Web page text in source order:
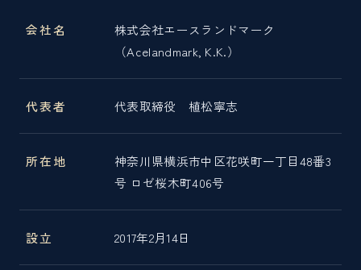
会社名
株式会社エースランドマーク
（Acelandmark, K.K.）
代表者 代表取締役 植松寧志
所在地
神奈川県横浜市中区花咲町一丁目48番3
号 ロゼ桜木町406号
設立 2017年2月14日